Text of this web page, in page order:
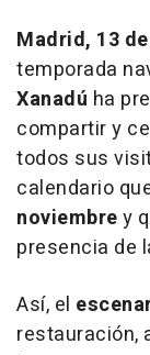
Madrid, 13
temporada
Xanadú ha
compartir y
todos sus
calendario
noviembrey
presencia de
Así, el
restauración,